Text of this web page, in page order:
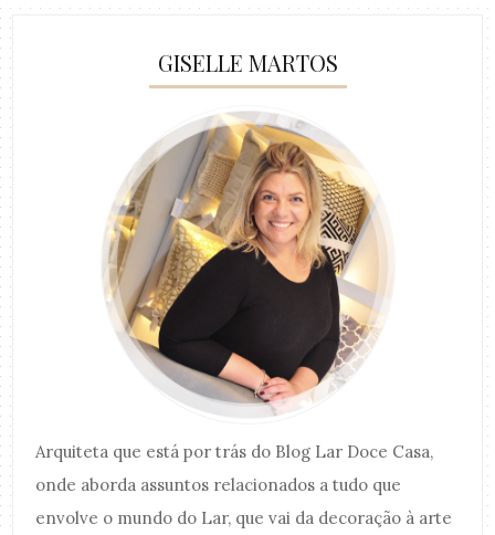
GISELLE MARTOS
Arquiteta que está por trás do Blog Lar Doce Casa,
onde aborda assuntos relacionados a tudo que
envolve o mundo do Lar, que vai da decoração à arte